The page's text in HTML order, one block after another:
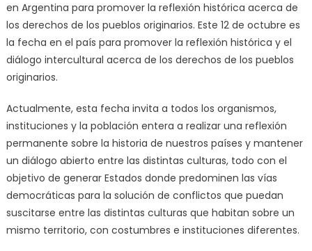
en Argentina para promover la reflexión histórica acerca de
los derechos de los pueblos originarios. Este 12 de octubre es
la fecha en el país para promover la reflexión histórica y el
diálogo intercultural acerca de los derechos de los pueblos
originarios.
Actualmente, esta fecha invita a todos los organismos,
instituciones y la población entera a realizar una reflexión
permanente sobre la historia de nuestros países y mantener
un diálogo abierto entre las distintas culturas, todo con el
objetivo de generar Estados donde predominen las vías
democráticas para la solución de conflictos que puedan
suscitarse entre las distintas culturas que habitan sobre un
mismo territorio, con costumbres e instituciones diferentes.